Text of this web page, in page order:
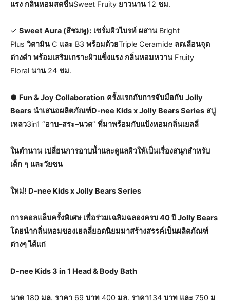
แรง กลิ่นหอมสดชื่นSweet Fruity ยาวนาน 12 ชม.
✓ Sweet Aura (สีชมพู): เซรั่มผิวไบรท์ ผสาน Bright
Plus วิตามิน C และ B3 พร้อมด้วยTriple Ceramide ลดเลือนจุด
ด่างดำ พร้อมเสริมเกราะผิวแข็งแรง กลิ่นหอมหวาน Fruity
Floral นาน 24 ชม.
● Fun & Joy Collaboration ครั้งแรกกับการจับมือกับ Jolly
Bears นำเสนอผลิตภัณฑ์D-nee Kids x Jolly Bears Series สบู่
เหลว3in1 “อาบ–สระ–นวด” ที่มาพร้อมกับแป้งหอมกลิ่นเยลลี่
ในตำนาน เปลี่ยนการอาบน้ำและดูแลผิวให้เป็นเรื่องสนุกสำหรับ
เด็ก ๆ และวัยซน
ใหม่! D-nee Kids x Jolly Bears Series
การคอลแล็บครั้งพิเศษ เพื่อร่วมเฉลิมฉลองครบ 40 ปี Jolly Bears
โดยนำกลิ่นหอมของเยลลี่ยอดนิยมมาสร้างสรรค์เป็นผลิตภัณฑ์
ต่างๆ ได้แก่
D-nee Kids 3 in 1 Head & Body Bath
นาด 180 มล. ราคา 69 บาท 400 มล. ราคา134 บาท และ 750 ม